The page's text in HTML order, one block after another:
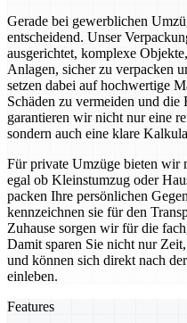
Gerade bei gewerblichen
entscheidend. Unser
ausgerichtet, komplexe
Anlagen, sicher zu verpacken
setzen dabei auf hochwertige
Schäden zu vermeiden und
garantieren wir nicht nur eine
sondern auch eine klare
Für private Umzüge bieten wir
egal ob Kleinstumzug oder
packen Ihre persönlichen
kennzeichnen sie für den
Zuhause sorgen wir für die
Damit sparen Sie nicht nur
und können sich direkt nach
einleben.
Features